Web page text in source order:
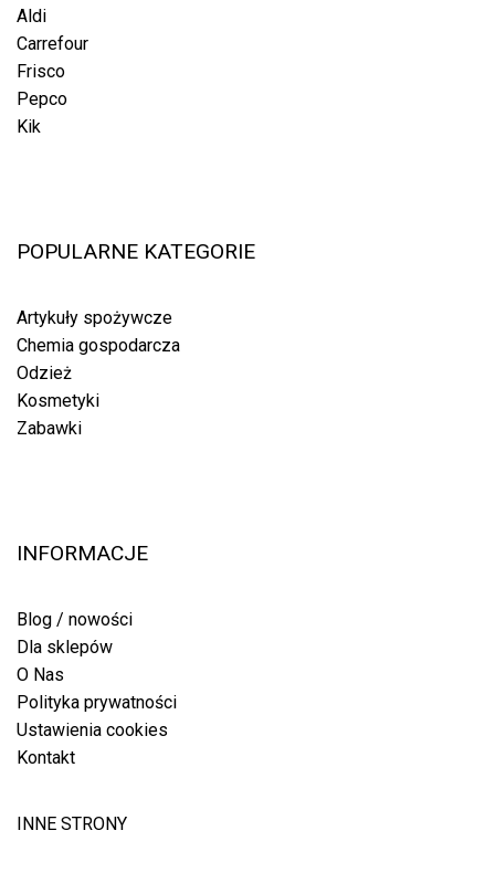
Aldi
Carrefour
Frisco
Pepco
Kik
POPULARNE KATEGORIE
Artykuły spożywcze
Chemia gospodarcza
Odzież
Kosmetyki
Zabawki
INFORMACJE
Blog / nowości
Dla sklepów
O Nas
Polityka prywatności
Ustawienia cookies
Kontakt
INNE STRONY